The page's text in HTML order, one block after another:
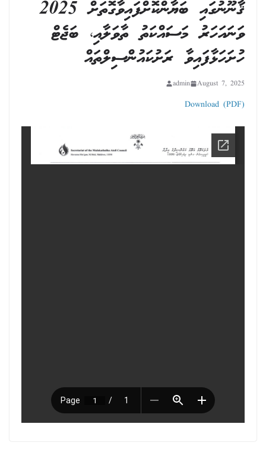
ޤާނޫނުގައި ބަޔާންކޮށްފައިވާގޮތަށް 2025
ވަނައަހަރު މަސައްކަތު ތާވަލާއި، ބަޖެޓް
ހުށަހަޅާފައިވާ ރަށުކައުންސިލްތައް
August 7, 2025
admin
Download (PDF)